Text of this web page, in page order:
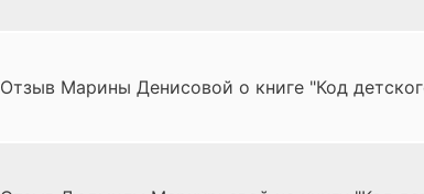
Отзыв Марины Денисовой о книге "Код